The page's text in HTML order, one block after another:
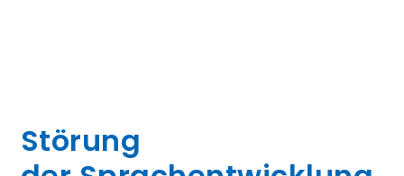
Störung